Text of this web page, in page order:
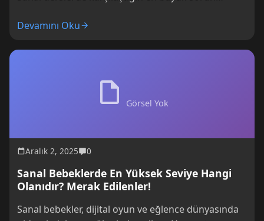
bağlantısı kopuyor,...
Devamını Oku
Görsel Yok
Aralık 2, 2025 0
Sanal Bebeklerde En Yüksek Seviye Hangi
Olanıdır? Merak Edilenler!
Sanal bebekler, dijital oyun ve eğlence dünyasında